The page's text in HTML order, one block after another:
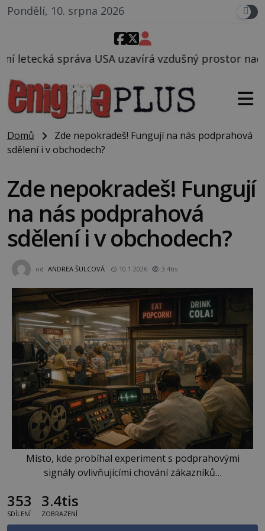
Pondělí, 10. srpna 2026
vzdušný prostor nad Oblastí 51, mohlo to
Domů
Zde nepokradeš! Fungují na nás podprahová
sdělení i v obchodech?
Zde nepokradeš! Fungují
na nás podprahová
sdělení i v obchodech?
od ANDREA ŠULCOVÁ 10.1.2026 3.4tis
Místo, kde probíhal experiment s podprahovými
signály ovlivňujícími chování zákazníků…
353
SDÍLENÍ
3.4tis
ZOBRAZENÍ